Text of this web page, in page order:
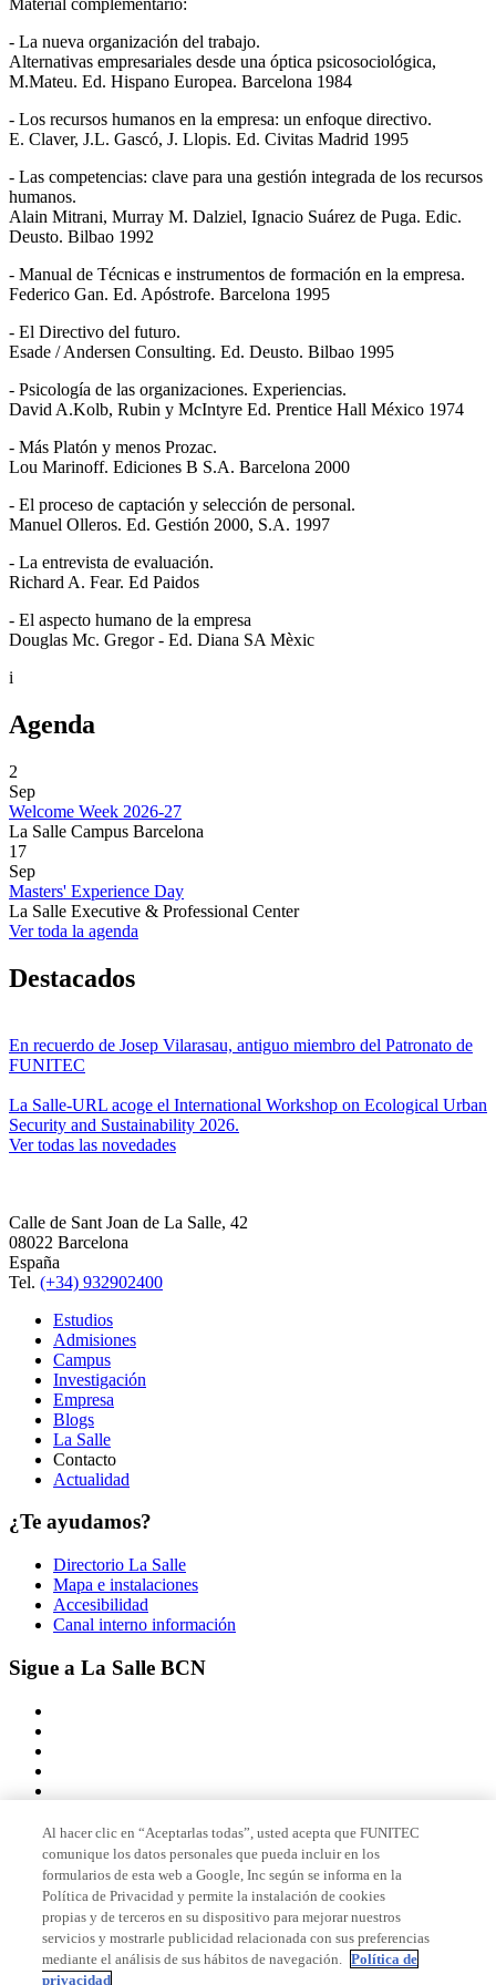
Material complementario:
- La nueva organización del trabajo.
Alternativas empresariales desde una óptica psicosociológica,
M.Mateu. Ed. Hispano Europea. Barcelona 1984
- Los recursos humanos en la empresa: un enfoque directivo.
E. Claver, J.L. Gascó, J. Llopis. Ed. Civitas Madrid 1995
- Las competencias: clave para una gestión integrada de los recursos
humanos.
Alain Mitrani, Murray M. Dalziel, Ignacio Suárez de Puga. Edic.
Deusto. Bilbao 1992
- Manual de Técnicas e instrumentos de formación en la empresa.
Federico Gan. Ed. Apóstrofe. Barcelona 1995
- El Directivo del futuro.
Esade / Andersen Consulting. Ed. Deusto. Bilbao 1995
- Psicología de las organizaciones. Experiencias.
David A.Kolb, Rubin y McIntyre Ed. Prentice Hall México 1974
- Más Platón y menos Prozac.
Lou Marinoff. Ediciones B S.A. Barcelona 2000
- El proceso de captación y selección de personal.
Manuel Olleros. Ed. Gestión 2000, S.A. 1997
- La entrevista de evaluación.
Richard A. Fear. Ed Paidos
- El aspecto humano de la empresa
Douglas Mc. Gregor - Ed. Diana SA Mèxic
i
Agenda
2
Sep
Welcome Week 2026-27
La Salle Campus Barcelona
17
Sep
Masters' Experience Day
La Salle Executive & Professional Center
Ver toda la agenda
Destacados
En recuerdo de Josep Vilarasau, antiguo miembro del Patronato de
FUNITEC
La Salle-URL acoge el International Workshop on Ecological Urban
Security and Sustainability 2026.
Ver todas las novedades
Calle de Sant Joan de La Salle, 42
08022 Barcelona
España
Tel. (+34) 932902400
Estudios
Admisiones
Campus
Investigación
Empresa
Blogs
La Salle
Contacto
Actualidad
¿Te ayudamos?
Directorio La Salle
Mapa e instalaciones
Accesibilidad
Canal interno información
Sigue a La Salle BCN
Miembro de
Acreditaciones
Al hacer clic en “Aceptarlas todas”, usted acepta que FUNITEC
comunique los datos personales que pueda incluir en los
formularios de esta web a Google, Inc según se informa en la
Política de Privacidad y permite la instalación de cookies
propias y de terceros en su dispositivo para mejorar nuestros
servicios y mostrarle publicidad relacionada con sus preferencias
mediante el análisis de sus hábitos de navegación. Política de
privacidad